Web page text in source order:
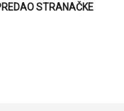
STRANAČKE